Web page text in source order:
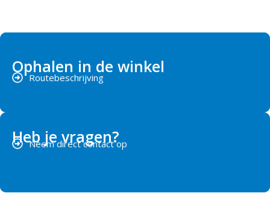
Ophalen in de winkel
Routebeschrijving
Heb je vragen?
Neem direct contact op